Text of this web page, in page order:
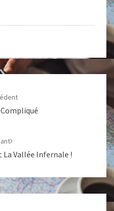
La Vallée Infernale !